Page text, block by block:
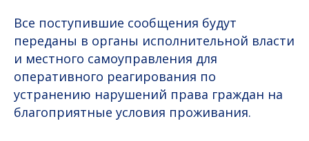
Все поступившие сообщения будут
переданы в органы исполнительной власти
и местного самоуправления для
оперативного реагирования по
устранению нарушений права граждан на
благоприятные условия проживания.